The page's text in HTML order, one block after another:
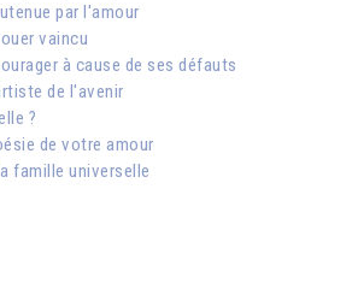
par l'amour
vaincu
à cause de ses défauts
de l'avenir
?
de votre amour
famille universelle